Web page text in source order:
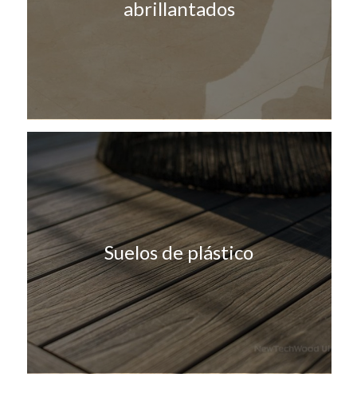
abrillantados
Suelos de plástico